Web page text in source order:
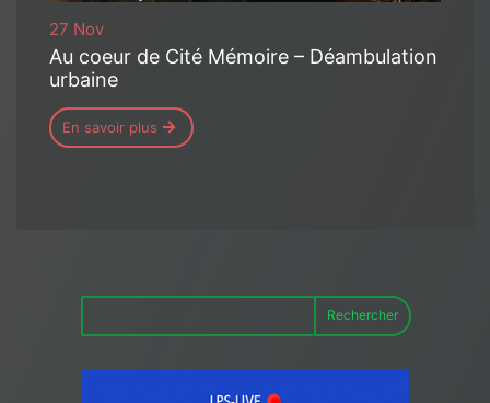
27 Nov
Au coeur de Cité Mémoire – Déambulation
urbaine
En savoir plus
Rechercher